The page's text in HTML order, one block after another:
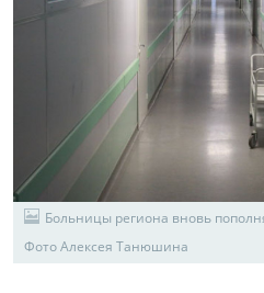
Больницы региона вновь
Фото Алексея Танюшина